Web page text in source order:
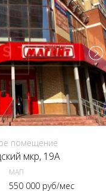
помещение
мкр, 19А
МАП
550 000 руб/мес